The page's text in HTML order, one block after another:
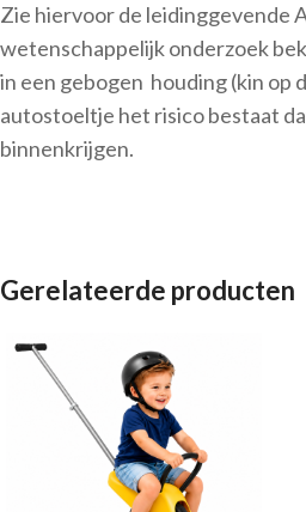
Zie hiervoor de leidinggevende
wetenschappelijk onderzoek
in een gebogen houding (kin op
autostoeltje het risico bestaat
binnenkrijgen.
Gerelateerde producten